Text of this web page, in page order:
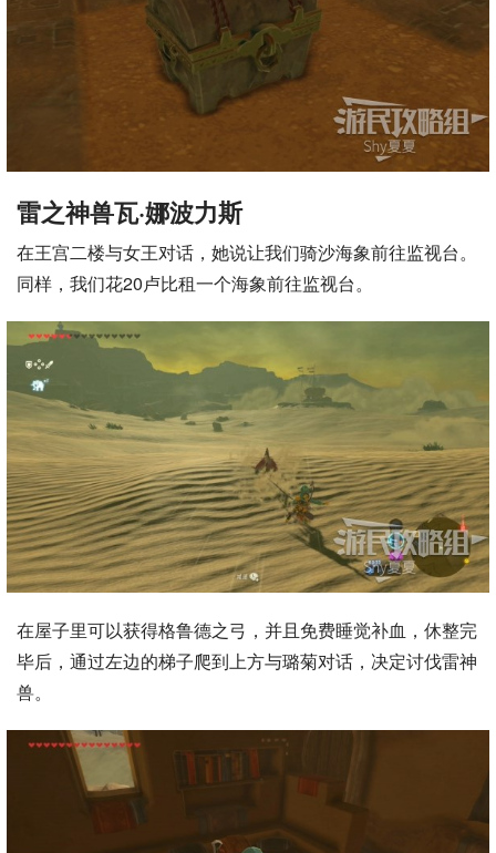
雷之神兽瓦·娜波力斯
在王宫二楼与女王对话，她说让我们骑沙海象前往监视台。
同样，我们花20卢比租一个海象前往监视台。
在屋子里可以获得格鲁德之弓，并且免费睡觉补血，休整完
毕后，通过左边的梯子爬到上方与璐菊对话，决定讨伐雷神
兽。